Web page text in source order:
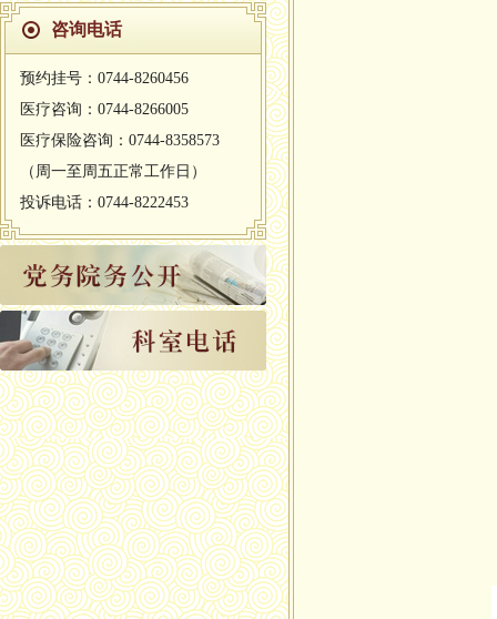
咨询电话
预约挂号：0744-8260456
医疗咨询：0744-8266005
医疗保险咨询：0744-8358573
（周一至周五正常工作日）
投诉电话：0744-8222453